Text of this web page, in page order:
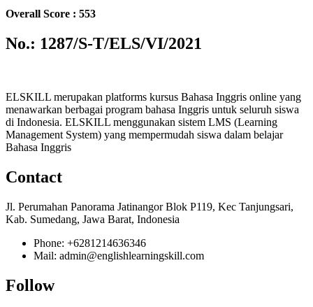
Overall Score : 553
No.: 1287/S-T/ELS/VI/2021
ELSKILL merupakan platforms kursus Bahasa Inggris online yang
menawarkan berbagai program bahasa Inggris untuk seluruh siswa
di Indonesia. ELSKILL menggunakan sistem LMS (Learning
Management System) yang mempermudah siswa dalam belajar
Bahasa Inggris
Contact
Jl. Perumahan Panorama Jatinangor Blok P119, Kec Tanjungsari,
Kab. Sumedang, Jawa Barat, Indonesia
Phone: +6281214636346
Mail: admin@englishlearningskill.com
Follow